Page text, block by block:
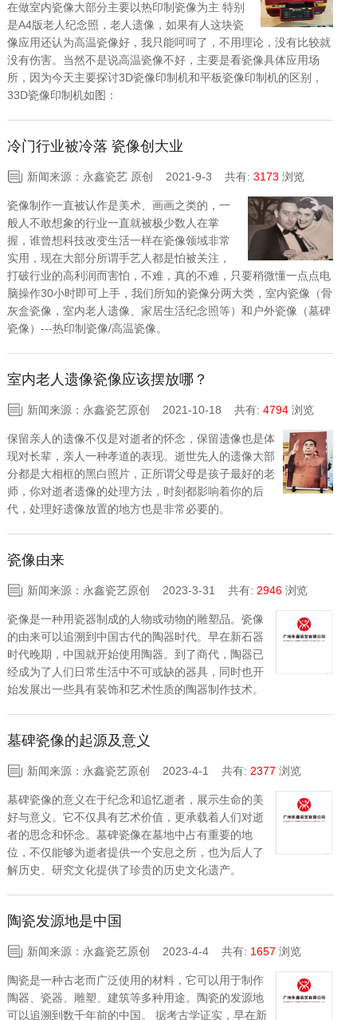
在做室内瓷像大部分主要以热印制瓷像为主 特别
是A4版老人纪念照，老人遗像，如果有人这块瓷
像应用还认为高温瓷像好，我只能呵呵了，不用理论，没有比较就
没有伤害。当然不是说高温瓷像不好，主要是看瓷像具体应用场
所，因为今天主要探讨3D瓷像印制机和平板瓷像印制机的区别，
33D瓷像印制机如图：
冷门行业被冷落 瓷像创大业
新闻来源：永鑫瓷艺 原创 2021-9-3 共有: 3173 浏览
瓷像制作一直被认作是美术、画画之类的，一
般人不敢想象的行业一直就被极少数人在掌
握，谁曾想科技改变生活一样在瓷像领域非常
实用，现在大部分所谓手艺人都是怕被关注，
打破行业的高利润而害怕，不难，真的不难，只要稍微懂一点点电
脑操作30小时即可上手，我们所知的瓷像分两大类，室内瓷像（骨
灰盒瓷像，室内老人遗像、家居生活纪念照等）和户外瓷像（墓碑
瓷像）---热印制瓷像/高温瓷像。
室内老人遗像瓷像应该摆放哪？
新闻来源：永鑫瓷艺原创 2021-10-18 共有: 4794浏览
保留亲人的遗像不仅是对逝者的怀念，保留遗像也是体
现对长辈，亲人一种孝道的表现。逝世先人的遗像大部
分都是大相框的黑白照片，正所谓父母是孩子最好的老
师，你对逝者遗像的处理方法，时刻都影响着你的后
代，处理好遗像放置的地方也是非常必要的。
瓷像由来
新闻来源：永鑫瓷艺原创 2023-3-31 共有: 2946浏览
瓷像是一种用瓷器制成的人物或动物的雕塑品。瓷像
的由来可以追溯到中国古代的陶器时代。早在新石器
时代晚期，中国就开始使用陶器。到了商代，陶器已
经成为了人们日常生活中不可或缺的器具，同时也开
始发展出一些具有装饰和艺术性质的陶器制作技术。
墓碑瓷像的起源及意义
新闻来源：永鑫瓷艺原创 2023-4-1 共有: 2377 浏览
墓碑瓷像的意义在于纪念和追忆逝者，展示生命的美
好与意义。它不仅具有艺术价值，更承载着人们对逝
者的思念和怀念。墓碑瓷像在墓地中占有重要的地
位，不仅能够为逝者提供一个安息之所，也为后人了
解历史、研究文化提供了珍贵的历史文化遗产。
陶瓷发源地是中国
新闻来源：永鑫瓷艺原创 2023-4-4 共有: 1657 浏览
陶瓷是一种古老而广泛使用的材料，它可以用于制作
陶器、瓷器、雕塑、建筑等多种用途。陶瓷的发源地
可以追溯到数千年前的中国。 据考古学证实，早在新